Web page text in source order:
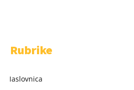
Rubrike
Naslovnica